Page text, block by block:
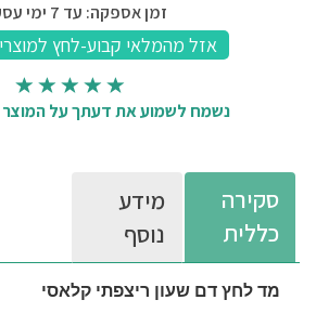
זמן אספקה: עד 7 ימי עסקים
נשמח לשמוע את דעתך על המוצר
סקירה
כללית
מידע
נוסף
מד לחץ דם שעון ריצפתי קלאסי